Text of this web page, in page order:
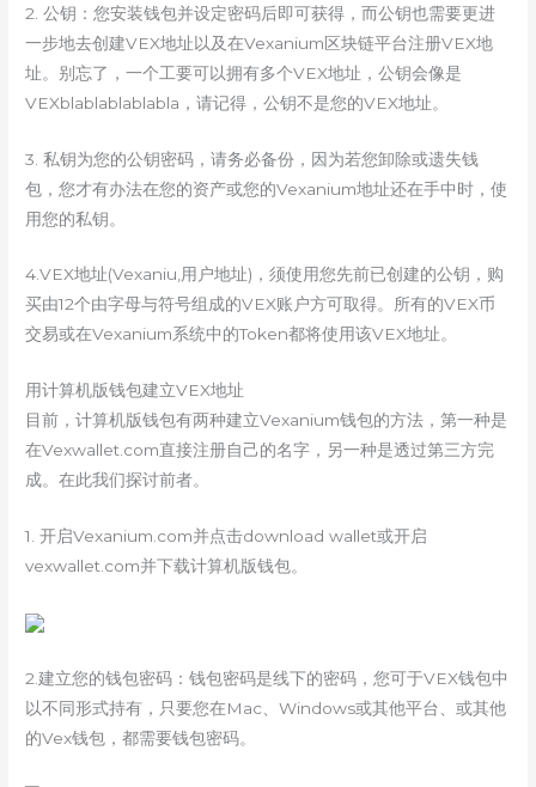
2. 公钥：您安装钱包并设定密码后即可获得，而公钥也需要更进
一步地去创建VEX地址以及在Vexanium区块链平台注册VEX地
址。别忘了，一个工要可以拥有多个VEX地址，公钥会像是
VEXblablablablabla，请记得，公钥不是您的VEX地址。
3. 私钥为您的公钥密码，请务必备份，因为若您卸除或遗失钱
包，您才有办法在您的资产或您的Vexanium地址还在手中时，使
用您的私钥。
4.VEX地址(Vexaniu,用户地址)，须使用您先前已创建的公钥，购
买由12个由字母与符号组成的VEX账户方可取得。所有的VEX币
交易或在Vexanium系统中的Token都将使用该VEX地址。
用计算机版钱包建立VEX地址
目前，计算机版钱包有两种建立Vexanium钱包的方法，第一种是
在Vexwallet.com直接注册自己的名字，另一种是透过第三方完
成。在此我们探讨前者。
1. 开启Vexanium.com并点击download wallet或开启
vexwallet.com并下载计算机版钱包。
2.建立您的钱包密码：钱包密码是线下的密码，您可于VEX钱包中
以不同形式持有，只要您在Mac、Windows或其他平台、或其他
的Vex钱包，都需要钱包密码。